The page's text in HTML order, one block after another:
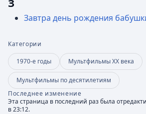
З
Завтра день рождения
Категории
1970-е годы Мультфильмы XX века
Мультфильмы по десятилетиям
Последнее изменение
Эта страница в последний раз была
в 23:12.